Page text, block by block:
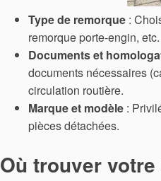
Type de remorque :
remorque porte-engin, etc.
Documents et
documents nécessaires
circulation routière.
Marque et modèle :
pièces détachées.
Où trouver